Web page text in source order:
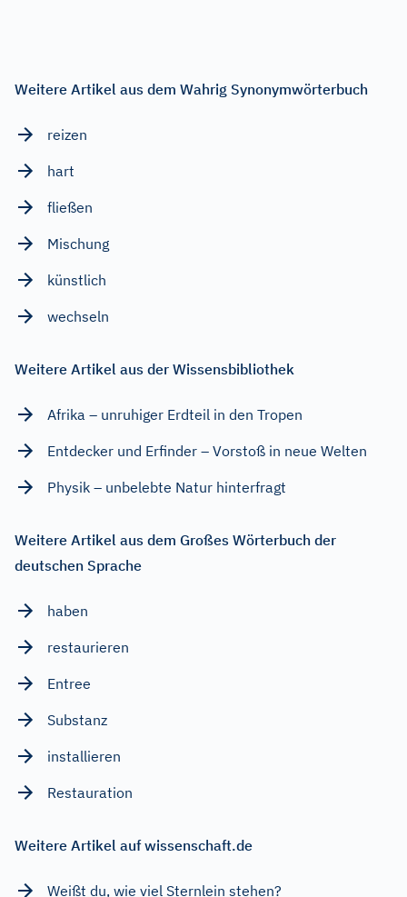
Weitere Artikel aus dem Wahrig Synonymwörterbuch
reizen
hart
fließen
Mischung
künstlich
wechseln
Weitere Artikel aus der Wissensbibliothek
Afrika – unruhiger Erdteil in den Tropen
Entdecker und Erfinder – Vorstoß in neue Welten
Physik – unbelebte Natur hinterfragt
Weitere Artikel aus dem Großes Wörterbuch der
deutschen Sprache
haben
restaurieren
Entree
Substanz
installieren
Restauration
Weitere Artikel auf wissenschaft.de
Weißt du, wie viel Sternlein stehen?